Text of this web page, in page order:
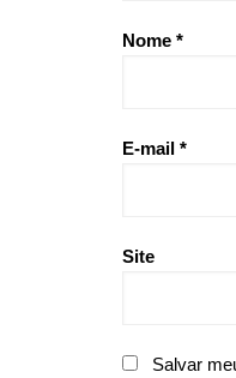
Nome *
E-mail *
Site
Salvar